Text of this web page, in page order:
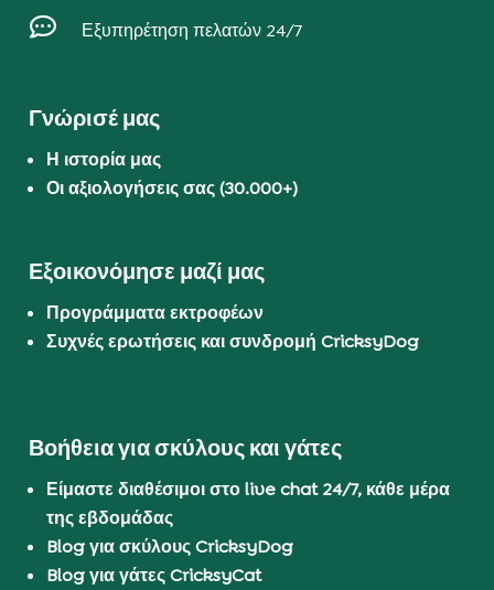
 Εξυπηρέτηση πελατών 24/7
Γνώρισέ μας
Η ιστορία μας
Οι αξιολογήσεις σας (30.000+)
Εξοικονόμησε μαζί μας
Προγράμματα εκτροφέων
Συχνές ερωτήσεις και συνδρομή CricksyDog
Βοήθεια για σκύλους και γάτες
Είμαστε διαθέσιμοι στο live chat 24/7, κάθε μέρα
της εβδομάδας
Blog για σκύλους CricksyDog
Blog για γάτες CricksyCat